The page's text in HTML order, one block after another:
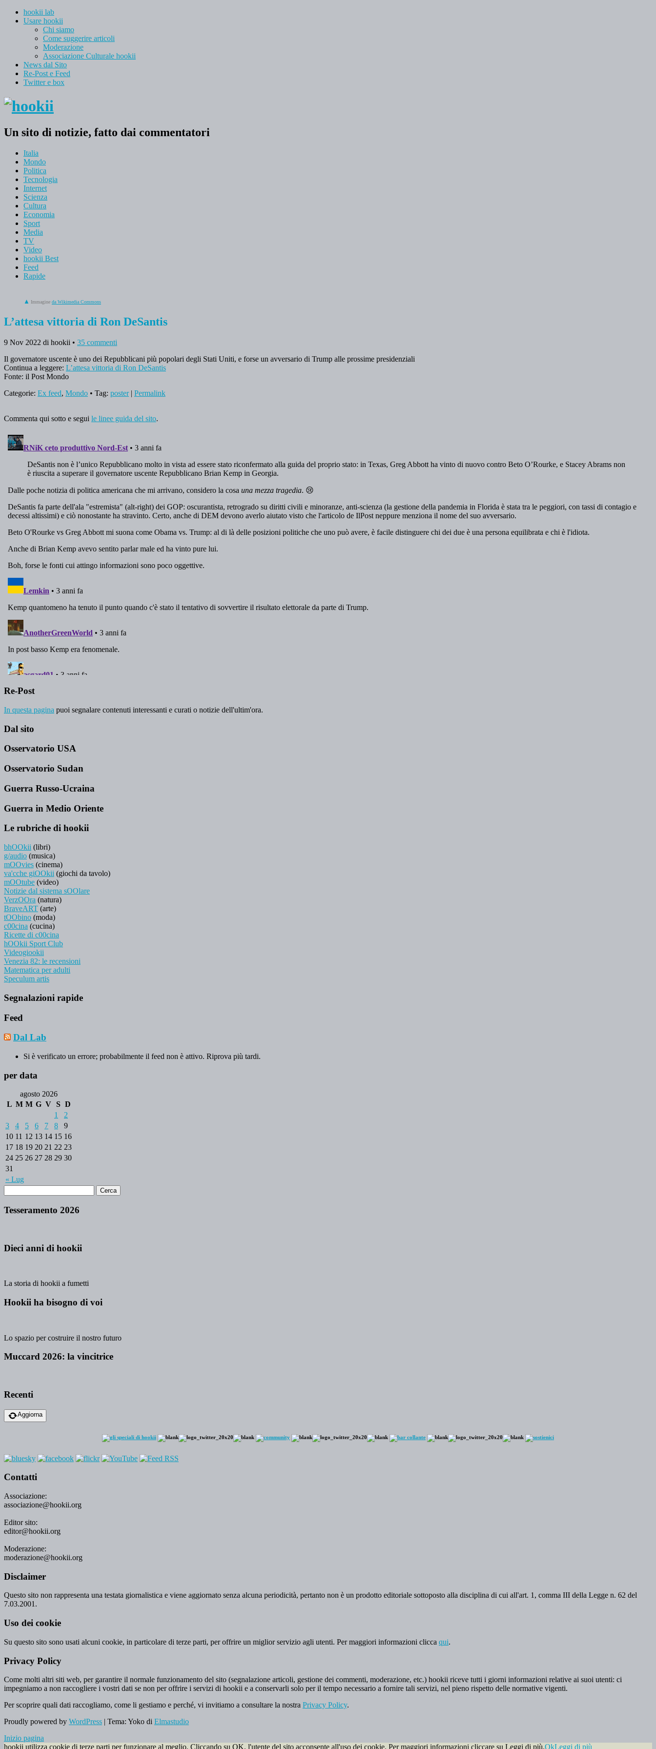
hookii lab
Usare hookii
Chi siamo
Come suggerire articoli
Moderazione
Associazione Culturale hookii
News dal Sito
Re-Post e Feed
Twitter e box
Un sito di notizie, fatto dai commentatori
Italia
Mondo
Politica
Tecnologia
Internet
Scienza
Cultura
Economia
Sport
Media
TV
Video
hookii Best
Feed
Rapide
Immagine da Wikimedia Commons
L’attesa vittoria di Ron DeSantis
9 Nov 2022 di hookii • 35 commenti
Il governatore uscente è uno dei Repubblicani più popolari degli Stati Uniti, e forse un avversario di Trump alle prossime presidenziali
Continua a leggere: L’attesa vittoria di Ron DeSantis
Fonte: il Post Mondo
Categorie: Ex feed, Mondo • Tag: poster| Permalink
Commenta qui sotto e segui le linee guida del sito.
Re-Post
In questa pagina puoi segnalare contenuti interessanti e curati o notizie dell'ultim'ora.
Dal sito
Osservatorio USA
Osservatorio Sudan
Guerra Russo-Ucraina
Guerra in Medio Oriente
Le rubriche di hookii
bhOOkii (libri)
g/audio (musica)
mOOvies (cinema)
va'cche giOOkii (giochi da tavolo)
mOOtube (video)
Notizie dal sistema sOOlare
VerzOOra (natura)
BraveART (arte)
tOObino (moda)
c00cina (cucina)
Ricette di c00cina
hOOkii Sport Club
Videogiookii
Venezia 82: le recensioni
Matematica per adulti
Speculum artis
Segnalazioni rapide
Feed
Dal Lab
Si è verificato un errore; probabilmente il feed non è attivo. Riprova più tardi.
per data
agosto 2026
L M M G V S D
« Lug
1
2
3
4 5 6 7 8
9
10 11 12 13 14 15 16
17 18 19 20 21 22 23
24 25 26 27 28 29 30
31
Tesseramento 2026
Dieci anni di hookii
La storia di hookii a fumetti
Hookii ha bisogno di voi
Lo spazio per costruire il nostro futuro
Muccard 2026: la vincitrice
Recenti
Aggiorna
Contatti
Associazione:
associazione@hookii.org
Editor sito:
editor@hookii.org
Moderazione:
moderazione@hookii.org
Disclaimer
Questo sito non rappresenta una testata giornalistica e viene aggiornato senza alcuna periodicità, pertanto non è un prodotto editoriale sottoposto alla disciplina di cui all'art. 1, comma III della Legge n. 62 del
7.03.2001.
Uso dei cookie
Su questo sito sono usati alcuni cookie, in particolare di terze parti, per offrire un miglior servizio agli utenti. Per maggiori informazioni clicca qui.
Privacy Policy
Come molti altri siti web, per garantire il normale funzionamento del sito (segnalazione articoli, gestione dei commenti, moderazione, etc.) hookii riceve tutti i giorni informazioni relative ai suoi utenti: ci
impegniamo a non raccogliere i vostri dati se non per offrire i servizi di hookii e a conservarli solo per il tempo necessario a fornire tali servizi, nel pieno rispetto delle normative vigenti.
Per scoprire quali dati raccogliamo, come li gestiamo e perché, vi invitiamo a consultare la nostra Privacy Policy.
Proudly powered by WordPress | Tema: Yoko di Elmastudio
Inizio pagina
hookii utilizza cookie di terze parti per funzionare al meglio. Cliccando su OK, l'utente del sito acconsente all'uso dei cookie. Per maggiori informazioni cliccare su Leggi di più.OkLeggi di più